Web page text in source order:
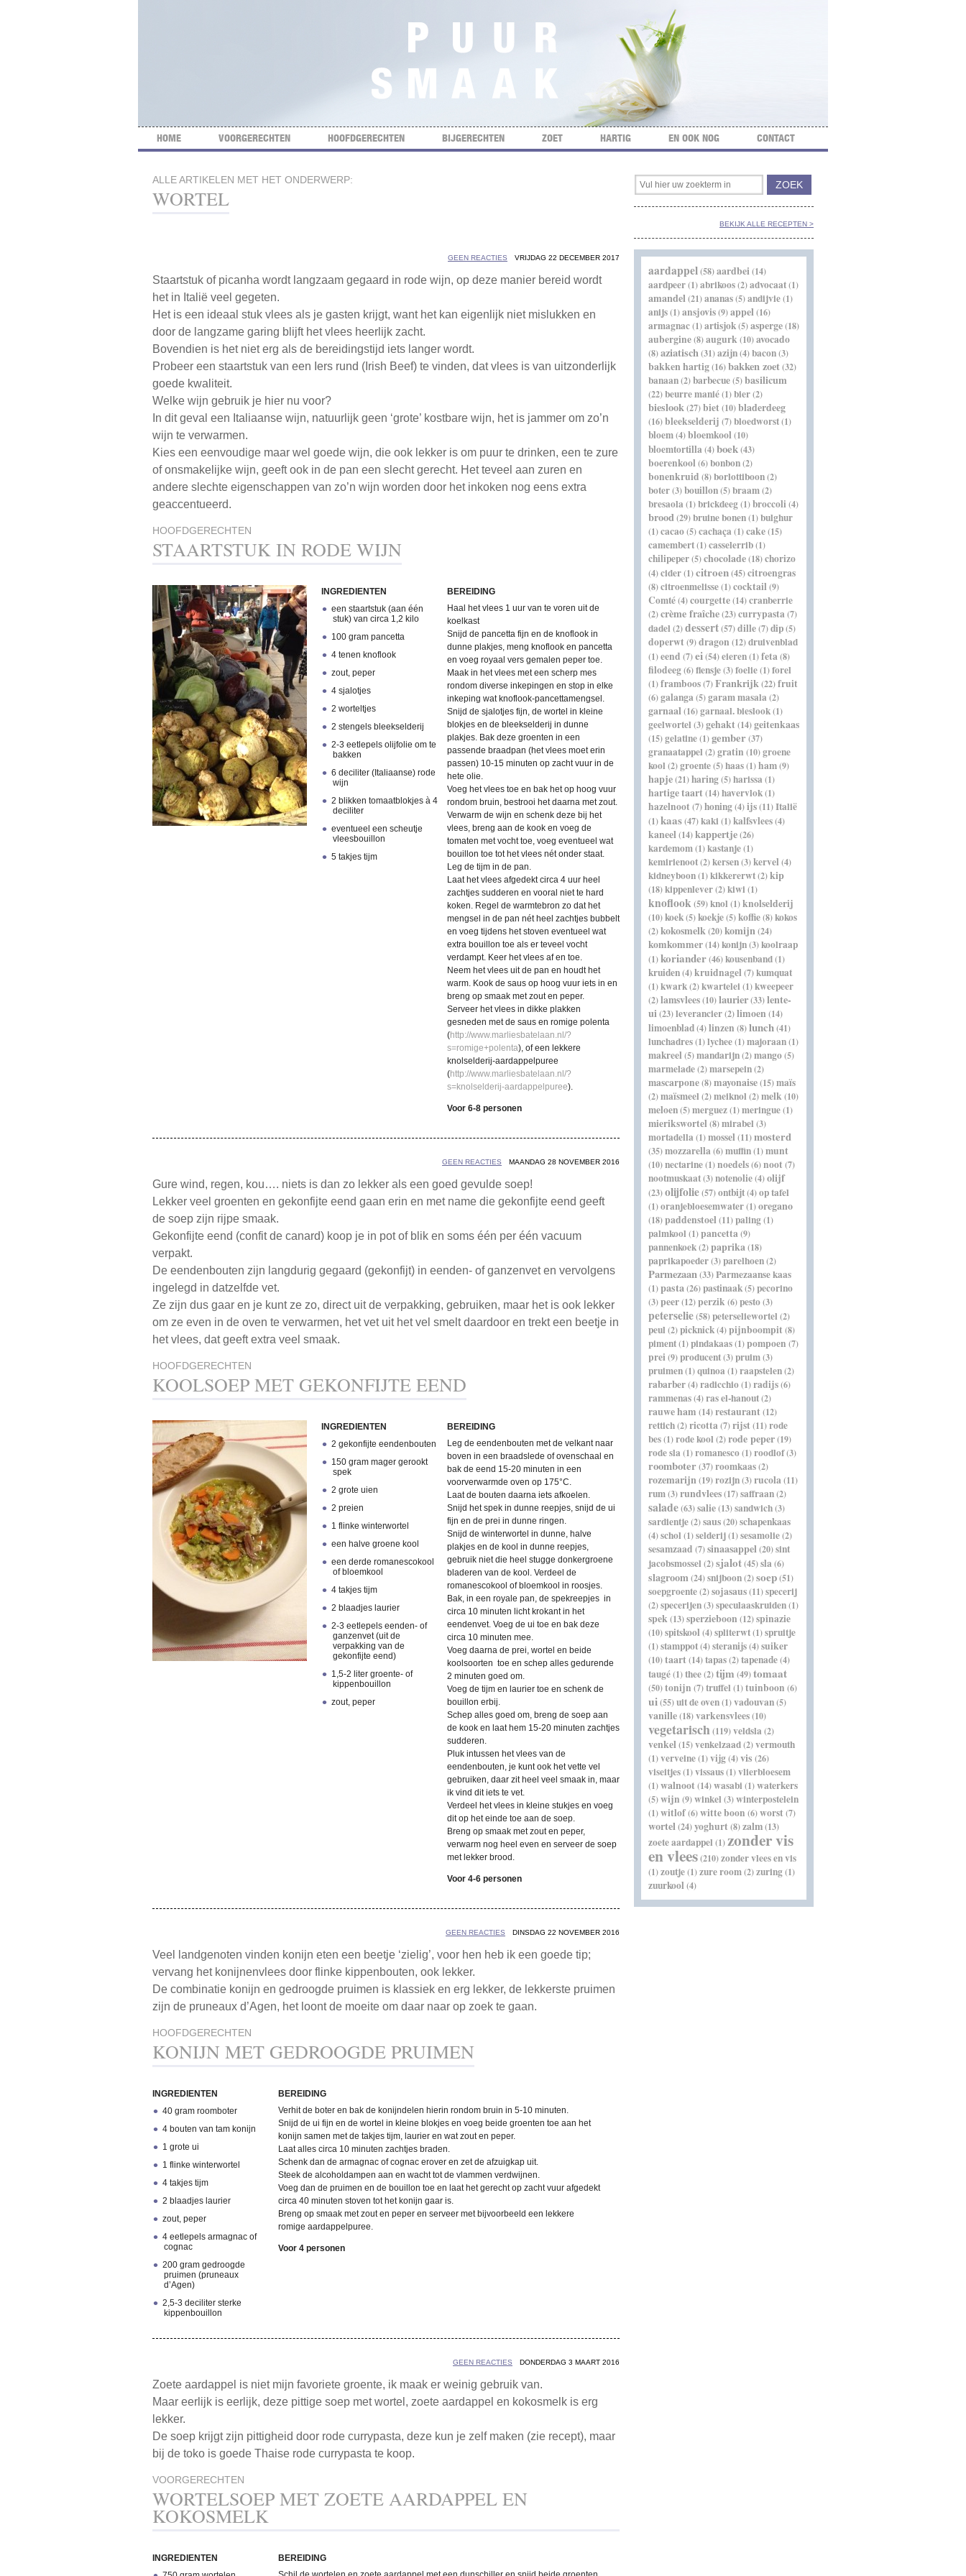
HOME VOORGERECHTEN HOOFDGERECHTEN BIJGERECHTEN ZOET HARTIG EN OOK NOG CONTACT
ALLE ARTIKELEN MET HET ONDERWERP:
WORTEL
VRIJDAG 22 DECEMBER 2017
GEEN REACTIES
Staartstuk of picanha wordt langzaam gegaard in rode wijn, op deze manier bereid wordt
het in Italië veel gegeten.
Het is een ideaal stuk vlees als je gasten krijgt, want het kan eigenlijk niet mislukken en
door de langzame garing blijft het vlees heerlijk zacht.
Bovendien is het niet erg als de bereidingstijd iets langer wordt.
Probeer een staartstuk van een Iers rund (Irish Beef) te vinden, dat vlees is van uitzonderlijk
goede kwaliteit.
Welke wijn gebruik je hier nu voor?
In dit geval een Italiaanse wijn, natuurlijk geen ‘grote’ kostbare wijn, het is jammer om zo’n
wijn te verwarmen.
Kies een eenvoudige maar wel goede wijn, die ook lekker is om puur te drinken, een te zure
of onsmakelijke wijn, geeft ook in de pan een slecht gerecht. Het teveel aan zuren en
andere slechte eigenschappen van zo’n wijn worden door het inkoken nog eens extra
geaccentueerd.
HOOFDGERECHTEN
STAARTSTUK IN RODE WIJN
INGREDIENTEN
een staartstuk (aan één
stuk) van circa 1,2 kilo
100 gram pancetta
4 tenen knoflook
zout, peper
4 sjalotjes
2 worteltjes
2 stengels bleekselderij
2-3 eetlepels olijfolie om te
bakken
6 deciliter (Italiaanse) rode
wijn
2 blikken tomaatblokjes à 4
deciliter
eventueel een scheutje
vleesbouillon
5 takjes tijm
BEREIDING
Haal het vlees 1 uur van te voren uit de
koelkast
Snijd de pancetta fijn en de knoflook in
dunne plakjes, meng knoflook en pancetta
en voeg royaal vers gemalen peper toe.
Maak in het vlees met een scherp mes
rondom diverse inkepingen en stop in elke
inkeping wat knoflook-pancettamengsel.
Snijd de sjalotjes fijn, de wortel in kleine
blokjes en de bleekselderij in dunne
plakjes. Bak deze groenten in een
passende braadpan (het vlees moet erin
passen) 10-15 minuten op zacht vuur in de
hete olie.
Voeg het vlees toe en bak het op hoog vuur
rondom bruin, bestrooi het daarna met zout.
Verwarm de wijn en schenk deze bij het
vlees, breng aan de kook en voeg de
tomaten met vocht toe, voeg eventueel wat
bouillon toe tot het vlees nét onder staat.
Leg de tijm in de pan.
Laat het vlees afgedekt circa 4 uur heel
zachtjes sudderen en vooral niet te hard
koken. Regel de warmtebron zo dat het
mengsel in de pan nét heel zachtjes bubbelt
en voeg tijdens het stoven eventueel wat
extra bouillon toe als er teveel vocht
verdampt. Keer het vlees af en toe.
Neem het vlees uit de pan en houdt het
warm. Kook de saus op hoog vuur iets in en
breng op smaak met zout en peper.
Serveer het vlees in dikke plakken
gesneden met de saus en romige polenta
(http://www.marliesbatelaan.nl/?
s=romige+polenta), of een lekkere
knolselderij-aardappelpuree
(http://www.marliesbatelaan.nl/?
s=knolselderij-aardappelpuree).
Voor 6-8 personen
MAANDAG 28 NOVEMBER 2016
GEEN REACTIES
Gure wind, regen, kou…. niets is dan zo lekker als een goed gevulde soep!
Lekker veel groenten en gekonfijte eend gaan erin en met name die gekonfijte eend geeft
de soep zijn rijpe smaak.
Gekonfijte eend (confit de canard) koop je in pot of blik en soms één per één vacuum
verpakt.
De eendenbouten zijn langdurig gegaard (gekonfijt) in eenden- of ganzenvet en vervolgens
ingelegd in datzelfde vet.
Ze zijn dus gaar en je kunt ze zo, direct uit de verpakking, gebruiken, maar het is ook lekker
om ze even in de oven te verwarmen, het vet uit het vel smelt daardoor en trekt een beetje in
het vlees, dat geeft extra veel smaak.
HOOFDGERECHTEN
KOOLSOEP MET GEKONFIJTE EEND
INGREDIENTEN
2 gekonfijte eendenbouten
150 gram mager gerookt
spek
2 grote uien
2 preien
1 flinke winterwortel
een halve groene kool
een derde romanescokool
of bloemkool
4 takjes tijm
2 blaadjes laurier
2-3 eetlepels eenden- of
ganzenvet (uit de
verpakking van de
gekonfijte eend)
1,5-2 liter groente- of
kippenbouillon
zout, peper
BEREIDING
Leg de eendenbouten met de velkant naar
boven in een braadslede of ovenschaal en
bak de eend 15-20 minuten in een
voorverwarmde oven op 175°C.
Laat de bouten daarna iets afkoelen.
Snijd het spek in dunne reepjes, snijd de ui
fijn en de prei in dunne ringen.
Snijd de winterwortel in dunne, halve
plakjes en de kool in dunne reepjes,
gebruik niet die heel stugge donkergroene
bladeren van de kool. Verdeel de
romanescokool of bloemkool in roosjes.
Bak, in een royale pan, de spekreepjes in
circa 10 minuten licht krokant in het
eendenvet. Voeg de ui toe en bak deze
circa 10 minuten mee.
Voeg daarna de prei, wortel en beide
koolsoorten toe en schep alles gedurende
2 minuten goed om.
Voeg de tijm en laurier toe en schenk de
bouillon erbij.
Schep alles goed om, breng de soep aan
de kook en laat hem 15-20 minuten zachtjes
sudderen.
Pluk intussen het vlees van de
eendenbouten, je kunt ook het vette vel
gebruiken, daar zit heel veel smaak in, maar
ik vind dit iets te vet.
Verdeel het vlees in kleine stukjes en voeg
dit op het einde toe aan de soep.
Breng op smaak met zout en peper,
verwarm nog heel even en serveer de soep
met lekker brood.
Voor 4-6 personen
DINSDAG 22 NOVEMBER 2016
GEEN REACTIES
Veel landgenoten vinden konijn eten een beetje ‘zielig’, voor hen heb ik een goede tip;
vervang het konijnenvlees door flinke kippenbouten, ook lekker.
De combinatie konijn en gedroogde pruimen is klassiek en erg lekker, de lekkerste pruimen
zijn de pruneaux d’Agen, het loont de moeite om daar naar op zoek te gaan.
HOOFDGERECHTEN
KONIJN MET GEDROOGDE PRUIMEN
INGREDIENTEN
40 gram roomboter
4 bouten van tam konijn
1 grote ui
1 flinke winterwortel
4 takjes tijm
2 blaadjes laurier
zout, peper
4 eetlepels armagnac of
cognac
200 gram gedroogde
pruimen (pruneaux
d’Agen)
2,5-3 deciliter sterke
kippenbouillon
BEREIDING
Verhit de boter en bak de konijndelen hierin rondom bruin in 5-10 minuten.
Snijd de ui fijn en de wortel in kleine blokjes en voeg beide groenten toe aan het
konijn samen met de takjes tijm, laurier en wat zout en peper.
Laat alles circa 10 minuten zachtjes braden.
Schenk dan de armagnac of cognac erover en zet de afzuigkap uit.
Steek de alcoholdampen aan en wacht tot de vlammen verdwijnen.
Voeg dan de pruimen en de bouillon toe en laat het gerecht op zacht vuur afgedekt
circa 40 minuten stoven tot het konijn gaar is.
Breng op smaak met zout en peper en serveer met bijvoorbeeld een lekkere
romige aardappelpuree.
Voor 4 personen
DONDERDAG 3 MAART 2016
GEEN REACTIES
Zoete aardappel is niet mijn favoriete groente, ik maak er weinig gebruik van.
Maar eerlijk is eerlijk, deze pittige soep met wortel, zoete aardappel en kokosmelk is erg
lekker.
De soep krijgt zijn pittigheid door rode currypasta, deze kun je zelf maken (zie recept), maar
bij de toko is goede Thaise rode currypasta te koop.
VOORGERECHTEN
WORTELSOEP MET ZOETE AARDAPPEL EN
KOKOSMELK
INGREDIENTEN
BEREIDING
BEKIJK ALLE RECEPTEN >
aardappel(58)aardbei(14)
aardpeer(1)abrikoos(2)advocaat(1)
amandel(21)ananas(5)andijvie(1)
anijs(1)ansjovis(9)appel(16)
armagnac(1)artisjok(5)asperge(18)
aubergine(8)augurk (10)avocado
(8)aziatisch(31)azijn(4)bacon(3)
bakken hartig(16)bakken zoet(32)
banaan(2)barbecue(5)basilicum
(22)beurre manié(1)bier(2)
bieslook(27)biet(10)bladerdeeg
(16)bleekselderij (7)bloedworst(1)
bloem(4)bloemkool (10)
bloemtortilla (4)boek(43)
boerenkool (6)bonbon(2)
bonenkruid (8)borlottiboon(2)
boter(3)bouillon(5)braam(2)
bresaola (1)brickdeeg(1)broccoli (4)
brood(29)bruine bonen(1)bulghur
(1)cacao(5)cachaça (1)cake(15)
camembert(1)casselerrib(1)
chilipeper(5)chocolade(18)chorizo
(4)cider(1)citroen(45)citroengras
(8)citroenmelisse(1)cocktail (9)
Comté(4)courgette(14)cranberrie
(2)crème fraîche(23)currypasta(7)
dadel (2)dessert(57)dille(7)dip(5)
doperwt(9)dragon (12)druivenblad
(1)eend (7)ei(54)eieren(1)feta(8)
filodeeg(6)flensje(3)foelie(1)forel
(1)framboos(7)Frankrijk(22)fruit
(6)galanga (5)garam masala (2)
garnaal(16)garnaal. bieslook(1)
geelwortel (3)gehakt(14)geitenkaas
(15)gelatine(1)gember(37)
granaatappel (2)gratin (10)groene
kool (2)groente(5)haas(1)ham(9)
hapje(21)haring(5)harissa (1)
hartige taart(14)havervlok(1)
hazelnoot (7)honing(4)ijs(11)Italië
(1)kaas(47)kaki (1)kalfsvlees(4)
kaneel (14)kappertje(26)
kardemom(1)kastanje(1)
kemirienoot(2)kersen(3)kervel (4)
kidneyboon(1)kikkererwt(2)kip
(18)kippenlever(2)kiwi (1)
knoflook (59)knol (1)knolselderij
(10)koek(5)koekje(5)koffie(8)kokos
(2)kokosmelk(20)komijn(24)
komkommer(14)konijn(3)koolraap
(1)koriander(46)kousenband(1)
kruiden(4)kruidnagel (7)kumquat
(1)kwark(2)kwartelei (1)kweepeer
(2)lamsvlees(10)laurier(33)lente-
ui(23)leverancier(2)limoen (14)
limoenblad(4)linzen (8)lunch(41)
lunchadres(1)lychee(1)majoraan(1)
makreel (5)mandarijn(2)mango(5)
marmelade(2)marsepein(2)
mascarpone(8)mayonaise(15)maïs
(2)maïsmeel (2)meiknol (2)melk (10)
meloen(5)merguez(1)meringue(1)
mierikswortel (8)mirabel (3)
mortadella (1)mossel (11)mosterd
(35)mozzarella(6)muffin(1)munt
(10)nectarine(1)noedels(6)noot (7)
nootmuskaat(3)notenolie(4)olijf
(23)olijfolie(57)ontbijt(4)op tafel
(1)oranjebloesemwater(1)oregano
(18)paddenstoel (11)paling(1)
palmkool (1)pancetta(9)
pannenkoek(2)paprika(18)
paprikapoeder(3)parelhoen(2)
Parmezaan(33)Parmezaanse kaas
(1)pasta(26)pastinaak(5)pecorino
(3)peer(12)perzik (6)pesto(3)
peterselie(58)peterseliewortel (2)
peul (2)picknick(4)pijnboompit (8)
piment(1)pindakaas(1)pompoen (7)
prei (9)producent(3)pruim(3)
pruimen(1)quinoa (1)raapstelen(2)
rabarber(4)radicchio(1)radijs(6)
rammenas(4)ras el-hanout(2)
rauwe ham (14)restaurant(12)
rettich(2)ricotta(7)rijst(11)rode
bes(1)rode kool (2)rode peper(19)
rode sla (1)romanesco(1)roodlof(3)
roomboter(37)roomkaas(2)
rozemarijn(19)rozijn(3)rucola(11)
rum(3)rundvlees(17)saffraan(2)
salade(63)salie(13)sandwich(3)
sardientje(2)saus(20)schapenkaas
(4)schol (1)selderij(1)sesamolie(2)
sesamzaad (7)sinaasappel(20)sint
jacobsmossel (2)sjalot(45)sla(6)
slagroom(24)snijboon(2)soep(51)
soepgroente(2)sojasaus(11)specerij
(2)specerijen(3)speculaaskruiden(1)
spek(13)sperzieboon (12)spinazie
(10)spitskool (4)spliterwt(1)spruitje
(1)stamppot(4)steranijs(4)suiker
(10)taart(14)tapas(2)tapenade(4)
taugé(1)thee(2)tijm (49)tomaat
(50)tonijn (7)truffel (1)tuinboon (6)
ui(55)uit de oven(1)vadouvan(5)
vanille(18)varkensvlees(10)
vegetarisch(119)veldsla (2)
venkel(15)venkelzaad(2)vermouth
(1)verveine(1)vijg(4)vis (26)
viseitjes(1)vissaus(1)vlierbloesem
(1)walnoot(14)wasabi (1)waterkers
(5)wijn (9)winkel (3)winterpostelein
(1)witlof(6)witte boon (6)worst (7)
wortel(24)yoghurt (8)zalm(13)
zoete aardappel (1)zonder vis
en vlees(210)zonder vlees en vis
(1)zoutje(1)zure room(2)zuring(1)
zuurkool (4)